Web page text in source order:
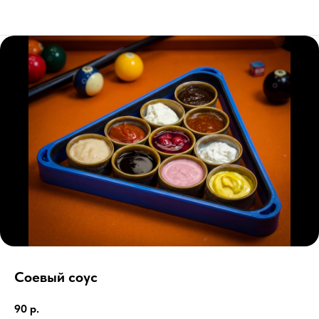
Соевый соус
90 р.